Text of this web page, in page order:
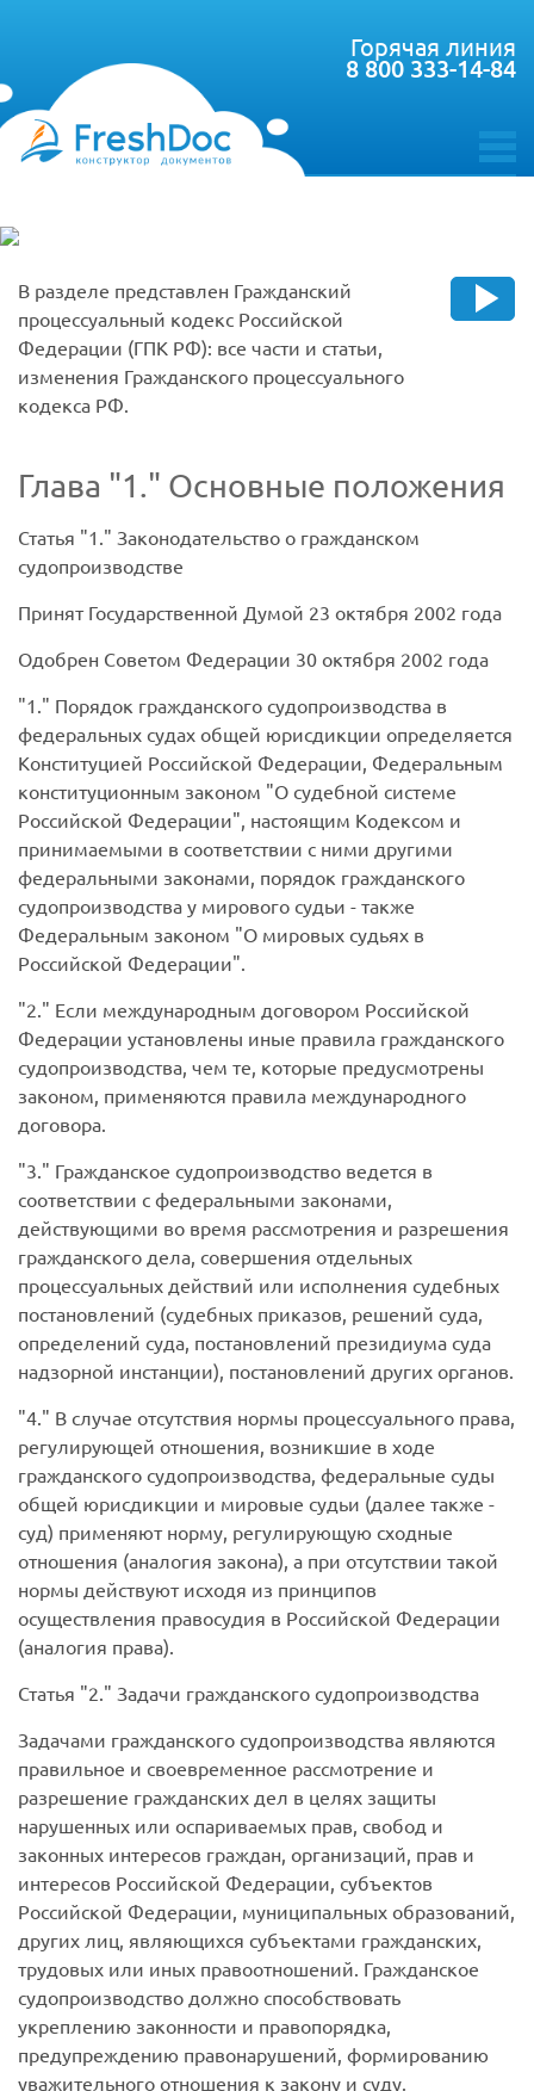
toggle
Горячая линия
8 800 333-14-84
В разделе представлен Гражданский
процессуальный кодекс Российской
Федерации (ГПК РФ): все части и статьи,
изменения Гражданского процессуального
кодекса РФ.
Глава 1. Основные положения
Статья 1. Законодательство о гражданском
судопроизводстве
Принят Государственной Думой 23 октября 2002 года
Одобрен Советом Федерации 30 октября 2002 года
1.
Порядок гражданского судопроизводства в
федеральных судах общей юрисдикции определяется
Конституцией Российской Федерации, Федеральным
конституционным законом "О судебной системе
Российской Федерации", настоящим Кодексом и
принимаемыми в соответствии с ними другими
федеральными законами, порядок гражданского
судопроизводства у мирового судьи - также
Федеральным законом "О мировых судьях в
Российской Федерации".
2.
Если международным договором Российской
Федерации установлены иные правила гражданского
судопроизводства, чем те, которые предусмотрены
законом, применяются правила международного
договора.
3.
Гражданское судопроизводство ведется в
соответствии с федеральными законами,
действующими во время рассмотрения и разрешения
гражданского дела, совершения отдельных
процессуальных действий или исполнения судебных
постановлений (судебных приказов, решений суда,
определений суда, постановлений президиума суда
надзорной инстанции), постановлений других органов.
4.
В случае отсутствия нормы процессуального права,
регулирующей отношения, возникшие в ходе
гражданского судопроизводства, федеральные суды
общей юрисдикции и мировые судьи (далее также -
суд) применяют норму, регулирующую сходные
отношения (аналогия закона), а при отсутствии такой
нормы действуют исходя из принципов
осуществления правосудия в Российской Федерации
(аналогия права).
Статья
2. Задачи гражданского судопроизводства
Задачами гражданского судопроизводства являются
правильное и своевременное рассмотрение и
разрешение гражданских дел в целях защиты
нарушенных или оспариваемых прав, свобод и
законных интересов граждан, организаций, прав и
интересов Российской Федерации, субъектов
Российской Федерации, муниципальных образований,
других лиц, являющихся субъектами гражданских,
трудовых или иных правоотношений. Гражданское
судопроизводство должно способствовать
укреплению законности и правопорядка,
предупреждению правонарушений, формированию
уважительного отношения к закону и суду.